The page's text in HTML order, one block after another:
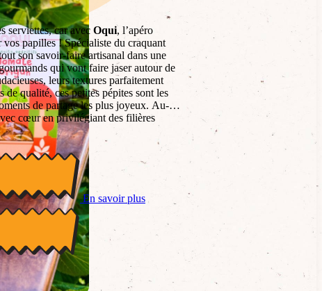
serviettes, car avec Oqui, l’apéro
papilles ! Spécialiste du craquant
son savoir-faire artisanal dans une
qui vont faire jaser autour de
leurs textures parfaitement
de qualité, ces petites pépites sont les
de partage les plus joyeux. Au-
cœur en privilégiant des filières
transparente, prouvant qu’on
que pour le moral. C’est la promesse
convivialité où chaque bouchée appelle
contagieux !
En savoir plus